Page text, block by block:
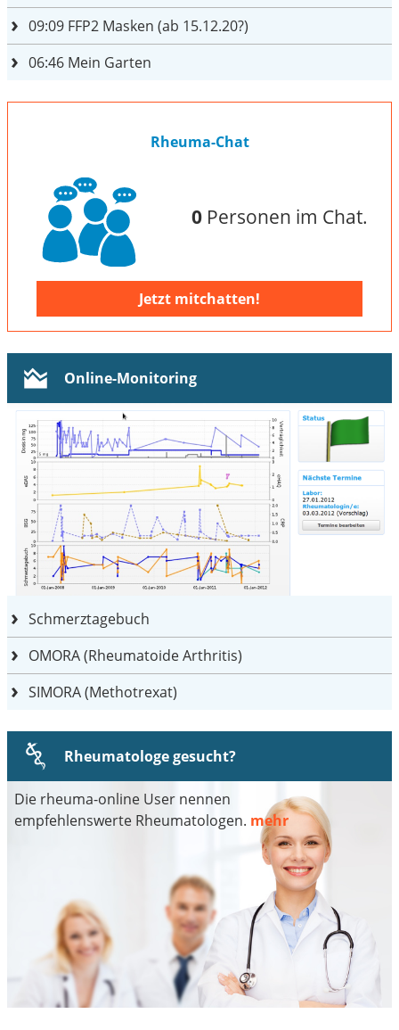
09:09 FFP2 Masken (ab 15.12.20?)
06:46 Mein Garten
Rheuma-Chat
0Personen im Chat.
Jetzt mitchatten!
Online-Monitoring
Schmerztagebuch
OMORA (Rheumatoide Arthritis)
SIMORA (Methotrexat)
Rheumatologe gesucht?
Die rheuma-online User nennen
empfehlenswerte Rheumatologen. mehr